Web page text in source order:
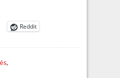
Reddit
,